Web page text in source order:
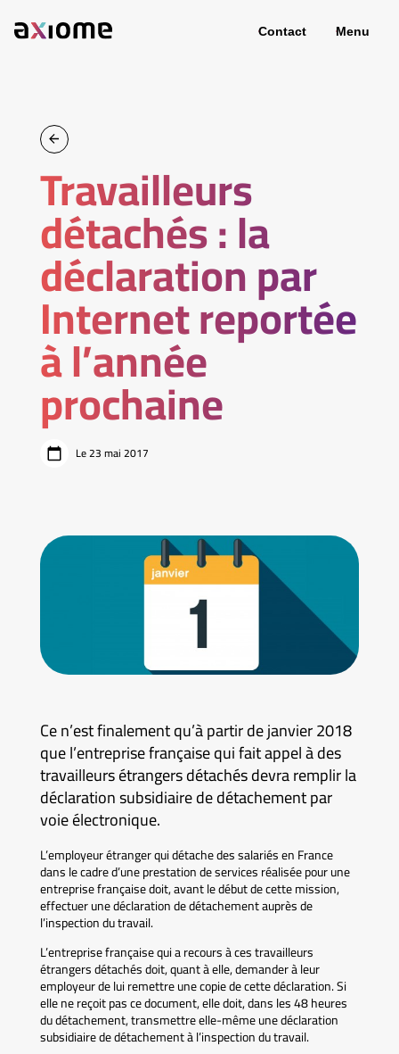
Contact Menu
Travailleurs
détachés : la
déclaration par
Internet reportée
à l’année
prochaine
Le 23 mai 2017
Ce n’est finalement qu’à partir de janvier 2018
que l’entreprise française qui fait appel à des
travailleurs étrangers détachés devra remplir la
déclaration subsidiaire de détachement par
voie électronique.
L’employeur étranger qui détache des salariés en France
dans le cadre d’une prestation de services réalisée pour une
entreprise française doit, avant le début de cette mission,
effectuer une déclaration de détachement auprès de
l’inspection du travail.
L’entreprise française qui a recours à ces travailleurs
étrangers détachés doit, quant à elle, demander à leur
employeur de lui remettre une copie de cette déclaration. Si
elle ne reçoit pas ce document, elle doit, dans les 48 heures
du détachement, transmettre elle-même une déclaration
subsidiaire de détachement à l’inspection du travail.